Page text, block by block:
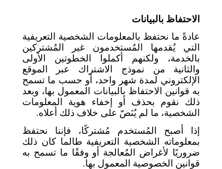
الاحتفاظ بالبيانات
عادةً ما نحتفظ بالمعلومات الشخصية التعريفية
التي يُقدمها المُستخدمون غير المُشتركين
بالخدمة، ولكنهم أكملوا الخطوتين الأولى
والثانية من نموذج الاشتراك عبر الموقع
الإلكتروني لمدة شهر واحد، أو حسب ما تسمح
به قوانين الاحتفاظ بالبيانات المعمول بها، وبعد
ذلك نقوم بحذف أو إخفاء هوية المعلومات
الشخصية، ما لم يُنَصّ على خلاف ذلك أعلاه.
إذا أصبح المُستخدم مُشتركًا، فإننا نحتفظ
بمعلوماته الشخصية التعريفية طالما كان ذلك
ضروريًا لأغراض المُعالجة أو وفقًا ما تسمح به
قوانين الخصوصية المعمول بها.